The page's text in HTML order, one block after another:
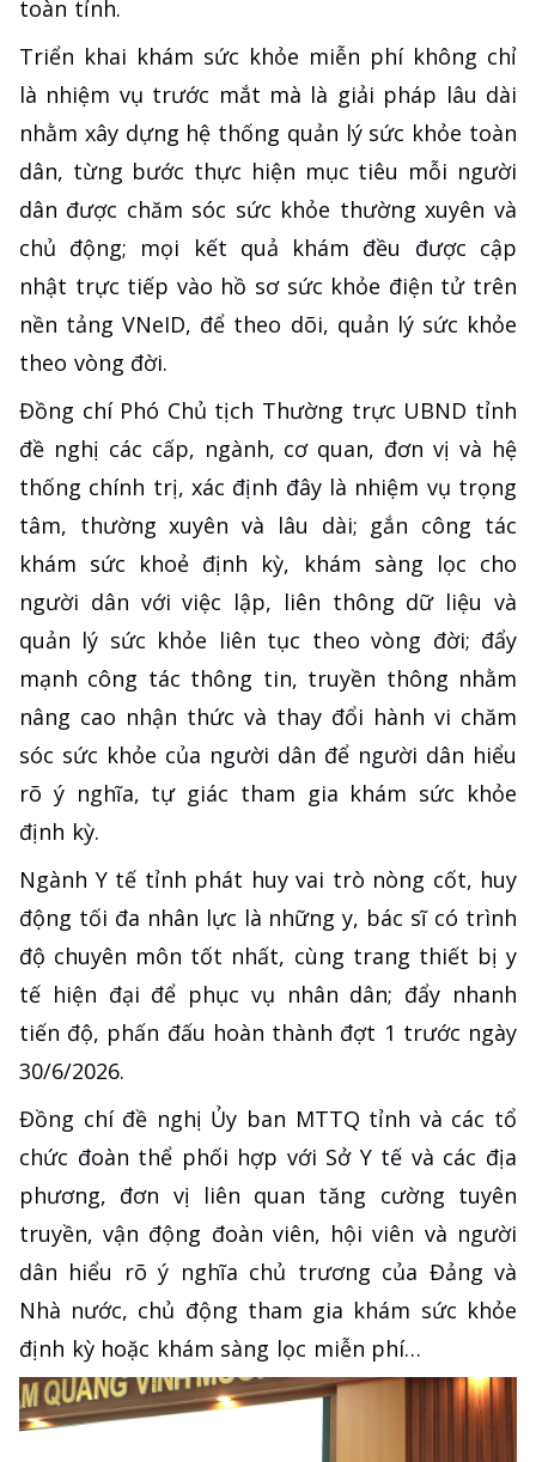
toàn tỉnh.
Triển khai khám sức khỏe miễn phí không chỉ
là nhiệm vụ trước mắt mà là giải pháp lâu dài
nhằm xây dựng hệ thống quản lý sức khỏe toàn
dân, từng bước thực hiện mục tiêu mỗi người
dân được chăm sóc sức khỏe thường xuyên và
chủ động; mọi kết quả khám đều được cập
nhật trực tiếp vào hồ sơ sức khỏe điện tử trên
nền tảng VNeID, để theo dõi, quản lý sức khỏe
theo vòng đời.
Đồng chí Phó Chủ tịch Thường trực UBND tỉnh
đề nghị các cấp, ngành, cơ quan, đơn vị và hệ
thống chính trị, xác định đây là nhiệm vụ trọng
tâm, thường xuyên và lâu dài; gắn công tác
khám sức khoẻ định kỳ, khám sàng lọc cho
người dân với việc lập, liên thông dữ liệu và
quản lý sức khỏe liên tục theo vòng đời; đẩy
mạnh công tác thông tin, truyền thông nhằm
nâng cao nhận thức và thay đổi hành vi chăm
sóc sức khỏe của người dân để người dân hiểu
rõ ý nghĩa, tự giác tham gia khám sức khỏe
định kỳ.
Ngành Y tế tỉnh phát huy vai trò nòng cốt, huy
động tối đa nhân lực là những y, bác sĩ có trình
độ chuyên môn tốt nhất, cùng trang thiết bị y
tế hiện đại để phục vụ nhân dân; đẩy nhanh
tiến độ, phấn đấu hoàn thành đợt 1 trước ngày
30/6/2026.
Đồng chí đề nghị Ủy ban MTTQ tỉnh và các tổ
chức đoàn thể phối hợp với Sở Y tế và các địa
phương, đơn vị liên quan tăng cường tuyên
truyền, vận động đoàn viên, hội viên và người
dân hiểu rõ ý nghĩa chủ trương của Đảng và
Nhà nước, chủ động tham gia khám sức khỏe
định kỳ hoặc khám sàng lọc miễn phí…